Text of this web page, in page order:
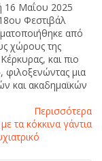
16 Μαΐου 2025
Φεστιβάλ
από
χώρους της
και πιο
φιλοξενώντας μια
και ακαδημαϊκών
Περισσότερα
τα κόκκινα γάντια